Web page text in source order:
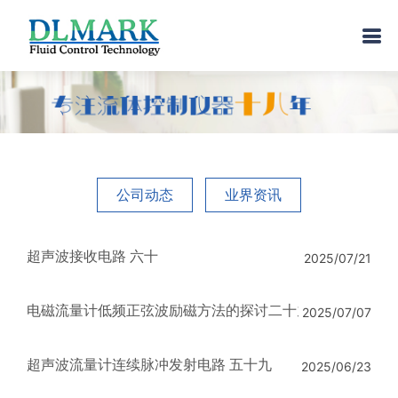
公司动态 业界资讯
超声波接收电路 六十 2025/07/21
电磁流量计低频正弦波励磁方法的探讨二十九2025/07/07
超声波流量计连续脉冲发射电路 五十九 2025/06/23